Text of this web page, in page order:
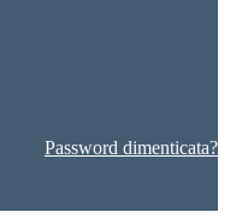
Password dimenticata?